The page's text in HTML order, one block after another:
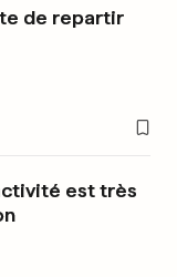
de repartir
est très